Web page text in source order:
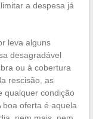
a despesa já
leva alguns
desagradável
ou à cobertura
rescisão, as
qualquer condição
oferta é aquela